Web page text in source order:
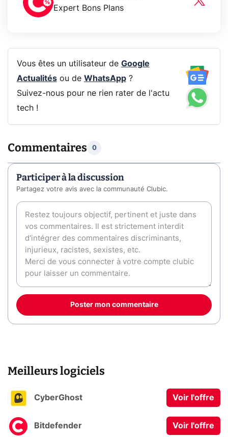
Expert Bons Plans
Vous êtes un utilisateur de Google
Actualitésou de WhatsApp?
Suivez-nous pour ne rien rater de l'actu
tech !
Commentaires 0
Participer à la discussion
Partagez votre avis avec la communauté Clubic.
Poster mon commentaire
Meilleurs logiciels
CyberGhost Voir l'offre
Bitdefender Voir l'offre